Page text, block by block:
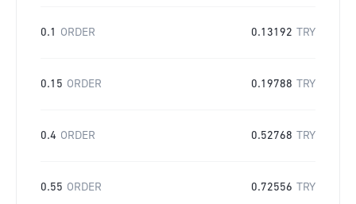
0.1 ORDER 0.13192 TRY
0.15 ORDER 0.19788 TRY
0.4 ORDER 0.52768 TRY
0.55 ORDER 0.72556 TRY